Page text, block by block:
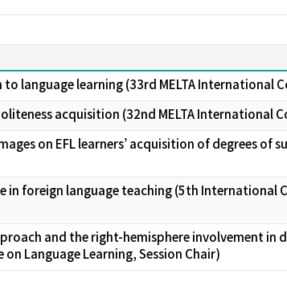
language learning (33rd MELTA International
acquisition (32nd MELTA International
on EFL learners’ acquisition of degrees of
foreign language teaching (5th International
and the right-hemisphere involvement in
Language Learning, Session Chair)